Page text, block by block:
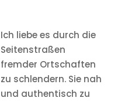
Ich liebe es durch die
Seitenstraßen
fremder Ortschaften
zu schlendern. Sie nah
und authentisch zu